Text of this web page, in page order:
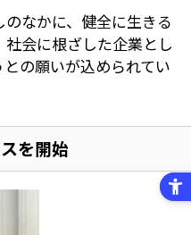
なかに、健全に生きる
会に根ざした企業とし
の願いが込められてい
を開始